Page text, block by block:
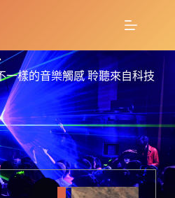
一樣的音樂觸感 聆聽來自科技
R